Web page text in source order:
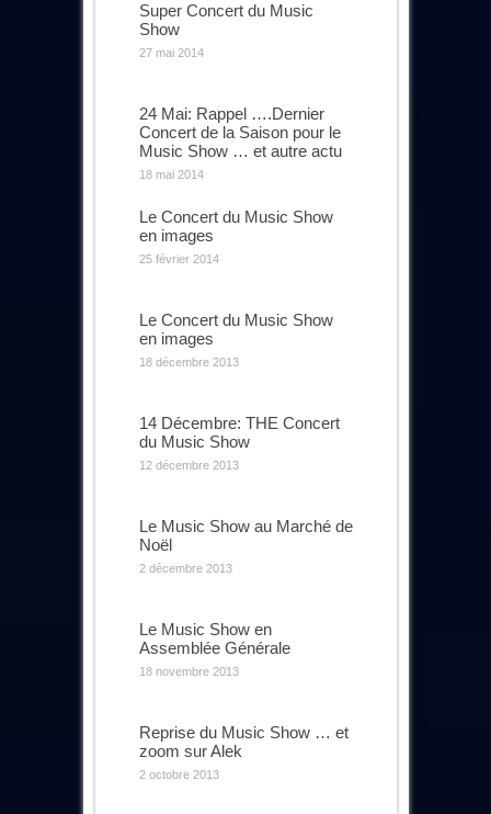
Super Concert du Music
Show
27 mai 2014
24 Mai: Rappel ….Dernier
Concert de la Saison pour le
Music Show … et autre actu
18 mai 2014
Le Concert du Music Show
en images
25 février 2014
Le Concert du Music Show
en images
18 décembre 2013
14 Décembre: THE Concert
du Music Show
12 décembre 2013
Le Music Show au Marché de
Noël
2 décembre 2013
Le Music Show en
Assemblée Générale
18 novembre 2013
Reprise du Music Show … et
zoom sur Alek
2 octobre 2013